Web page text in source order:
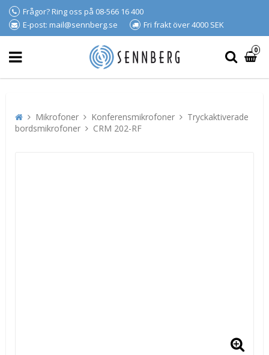
Frågor? Ring oss på 08-566 16 400
E-post: mail@sennberg.se
Fri frakt över 4000 SEK
0
Mikrofoner Konferensmikrofoner
Tryckaktiverade
bordsmikrofoner
CRM 202-RF